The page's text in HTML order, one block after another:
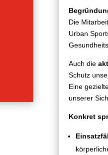
Die
Urban
Auch die
Schutz
Eine
unserer
Konkret